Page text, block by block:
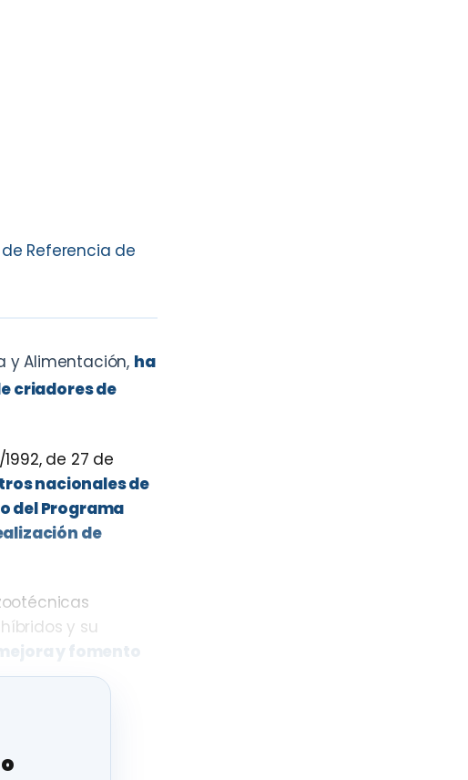
Referencia de
y Alimentación, ha
criadores de
de 27 de
nacionales de
del Programa
de
y su
y fomento
podrá
y homologar
genéticos